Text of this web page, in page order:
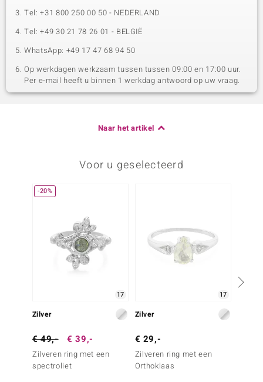
Tel: +31 800 250 00 50 - NEDERLAND
Tel: +49 30 21 78 26 01 - BELGIË
WhatsApp: +49 17 47 68 94 50
Op werkdagen werkzaam tussen tussen 09:00 en 17:00 uur.
Per e-mail heeft u binnen 1 werkdag antwoord op uw vraag.
Naar het artikel
Voor u geselecteerd
-20%
17
Zilver
€ 49,- € 39,-
Zilveren ring met een
spectroliet
17
Zilver
€ 29,-
Zilveren ring met een
Orthoklaas